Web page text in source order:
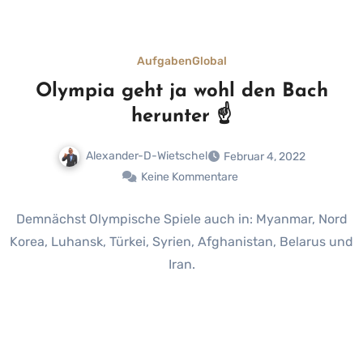
AufgabenGlobal
Olympia geht ja wohl den Bach
herunter ☝
Alexander-D-Wietschel
Februar 4, 2022
Keine Kommentare
Demnächst Olympische Spiele auch in: Myanmar, Nord
Korea, Luhansk, Türkei, Syrien, Afghanistan, Belarus und
Iran.